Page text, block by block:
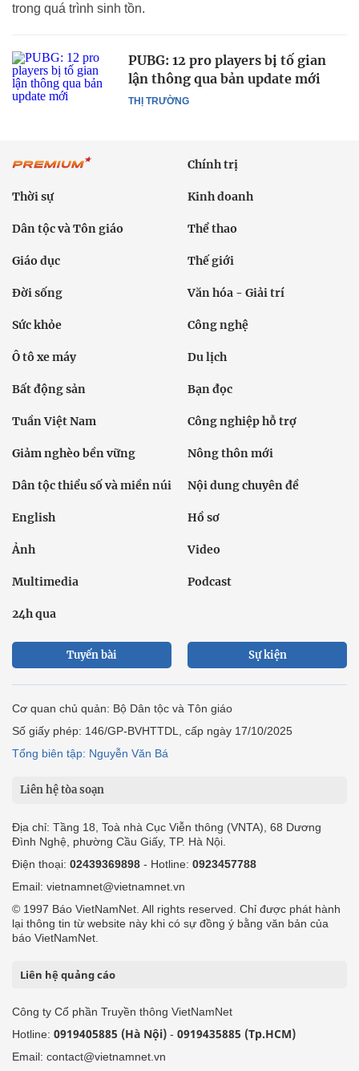
trong quá trình sinh tồn.
THỊ TRƯỜNG
PUBG: 12 pro players bị tố gian
lận thông qua bản update mới
Chính trị
Thời sự Kinh doanh
Dân tộc và Tôn giáo Thể thao
Giáo dục Thế giới
Đời sống Văn hóa - Giải trí
Sức khỏe Công nghệ
Ô tô xe máy Du lịch
Bất động sản Bạn đọc
Tuần Việt Nam Công nghiệp hỗ trợ
Giảm nghèo bền vững Nông thôn mới
Dân tộc thiểu số và miền núi Nội dung chuyên đề
English Hồ sơ
Ảnh Video
Multimedia Podcast
24h qua
Tuyến bài Sự kiện
Cơ quan chủ quản: Bộ Dân tộc và Tôn giáo
Số giấy phép: 146/GP-BVHTTDL, cấp ngày 17/10/2025
Tổng biên tập: Nguyễn Văn Bá
Liên hệ tòa soạn
Địa chỉ: Tầng 18, Toà nhà Cục Viễn thông (VNTA), 68 Dương
Đình Nghệ, phường Cầu Giấy, TP. Hà Nội.
Điện thoại: 02439369898 - Hotline: 0923457788
Email: vietnamnet@vietnamnet.vn
© 1997 Báo VietNamNet. All rights reserved. Chỉ được phát hành
lại thông tin từ website này khi có sự đồng ý bằng văn bản của
báo VietNamNet.
Liên hệ quảng cáo
Công ty Cổ phần Truyền thông VietNamNet
Hotline: 0919405885 (Hà Nội) - 0919435885 (Tp.HCM)
Email: contact@vietnamnet.vn